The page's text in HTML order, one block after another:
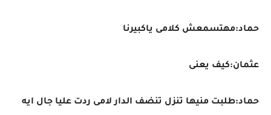
حماد:مهتسمعش كلامى ياكبيرنا
عثمان:كيف يعنى
حماد:طلبت منيها تنزل تنضف الدار لامى ردت عليا جال ايه